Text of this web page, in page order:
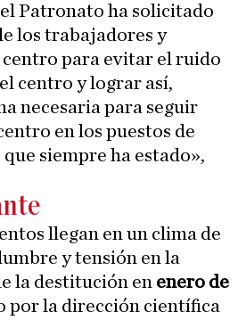
Patronato ha solicitado
los trabajadores y
para evitar el ruido
centro y lograr así,
necesaria para seguir
en los puestos de
siempre ha estado»,
llegan en un clima de
y tensión en la
la destitución en enero de
por la dirección científica